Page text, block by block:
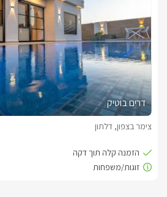
דרים בוטיק
צימר בצפון, דלתון